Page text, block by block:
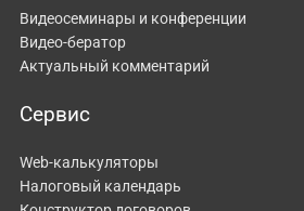
Видеосеминары и конференции
Видео-бератор
Актуальный комментарий
Сервис
Web-калькуляторы
Налоговый календарь